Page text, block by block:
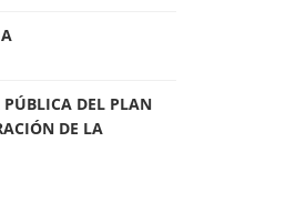
DEL PLAN
DE LA